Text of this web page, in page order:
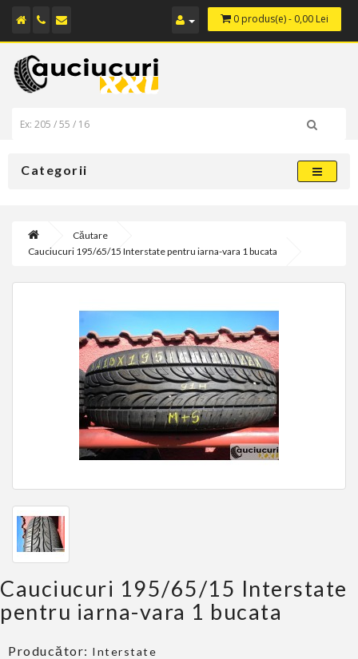
0 produs(e) - 0,00 Lei
Categorii
Căutare
Cauciucuri 195/65/15 Interstate pentru iarna-vara 1 bucata
Cauciucuri 195/65/15 Interstate
pentru iarna-vara 1 bucata
Producător: Interstate